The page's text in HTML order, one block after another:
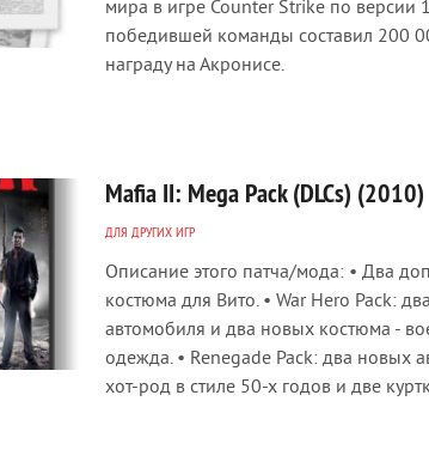
мира в игре Counter Strike по
победившей команды составил 200
награду на Акронисе.
Mafia II: Mega Pack (DLCs) (2010)
ДЛЯ ДРУГИХ ИГР
Описание этого патча/мода: • Два
костюма для Вито. • War Hero Pack:
автомобиля и два новых костюма -
одежда. • Renegade Pack: два новых
хот-род в стиле 50-х годов и две